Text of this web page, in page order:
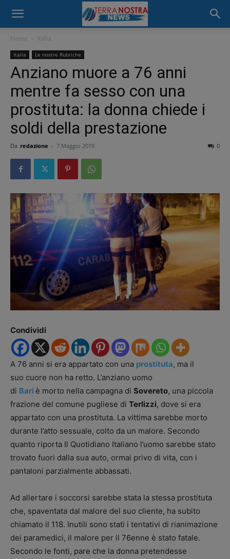
Home Italia
Italia Le nostre Rubriche
Anziano muore a 76 anni
mentre fa sesso con una
prostituta: la donna chiede i
soldi della prestazione
Da redazione - 7 Maggio 2019 0
Condividi
A 76 anni si era appartato con una prostituta, ma il
suo cuore non ha retto. L’anziano uomo
di Bari è morto nella campagna di Sovereto, una piccola
frazione del comune pugliese di Terlizzi, dove si era
appartato con una prostituta. La vittima sarebbe morto
durante l’atto sessuale, colto da un malore. Secondo
quanto riporta Il Quotidiano Italiano l’uomo sarebbe stato
trovato fuori dalla sua auto, ormai privo di vita, con i
pantaloni parzialmente abbassati.
Ad allertare i soccorsi sarebbe stata la stessa prostituta
che, spaventata dal malore del suo cliente, ha subito
chiamato il 118. Inutili sono stati i tentativi di rianimazione
dei paramedici, il malore per il 76enne è stato fatale.
Secondo le fonti, pare che la donna pretendesse